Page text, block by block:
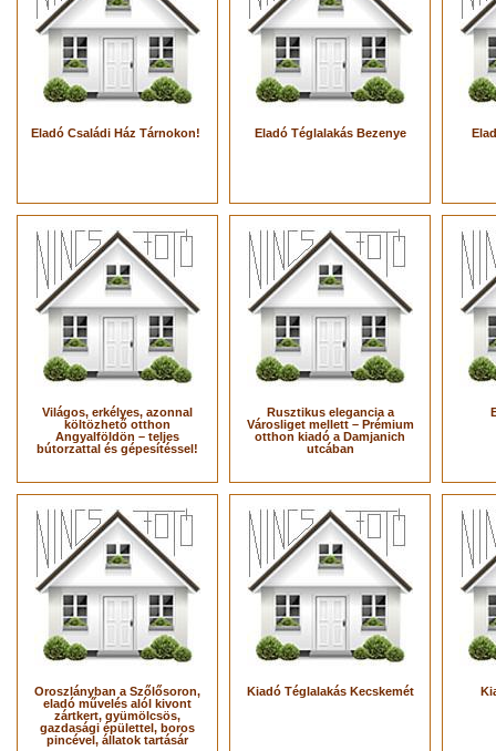
Eladó Családi Ház Tárnokon! Eladó Téglalakás Bezenye
Világos, erkélyes, azonnal
költözhető otthon
Angyalföldön – teljes
bútorzattal és gépesítéssel!
Rusztikus elegancia a
Városliget mellett – Prémium
otthon kiadó a Damjanich
utcában
Oroszlányban a Szőlősoron,
eladó művelés alól kivont
zártkert, gyümölcsös,
gazdasági épülettel, boros
pincével, állatok tartásár
Kiadó Téglalakás Kecskemét